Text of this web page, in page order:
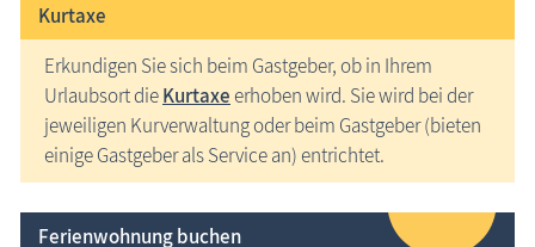
Kurtaxe
Erkundigen Sie sich beim Gastgeber, ob in Ihrem
Urlaubsort dieKurtaxeerhoben wird. Sie wird bei der
jeweiligen Kurverwaltung oder beim Gastgeber (bieten
einige Gastgeber als Service an) entrichtet.
Ferienwohnung buchen